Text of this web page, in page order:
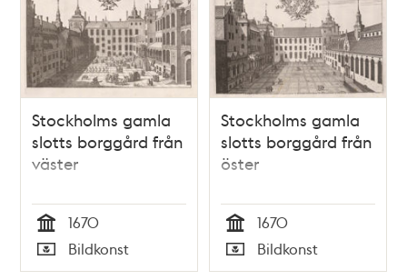
Stockholms gamla
slotts borggård från
väster
Tid
1670
Typ
Bildkonst
Stockholms gamla
slotts borggård från
öster
Tid
1670
Typ
Bildkonst